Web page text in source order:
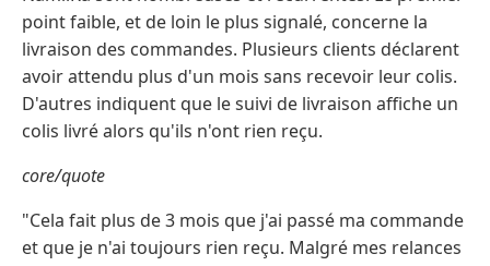
point faible, et de loin le plus signalé, concerne la
livraison des commandes. Plusieurs clients déclarent
avoir attendu plus d'un mois sans recevoir leur colis.
D'autres indiquent que le suivi de livraison affiche un
colis livré alors qu'ils n'ont rien reçu.
core/quote
"Cela fait plus de 3 mois que j'ai passé ma commande
et que je n'ai toujours rien reçu. Malgré mes relances